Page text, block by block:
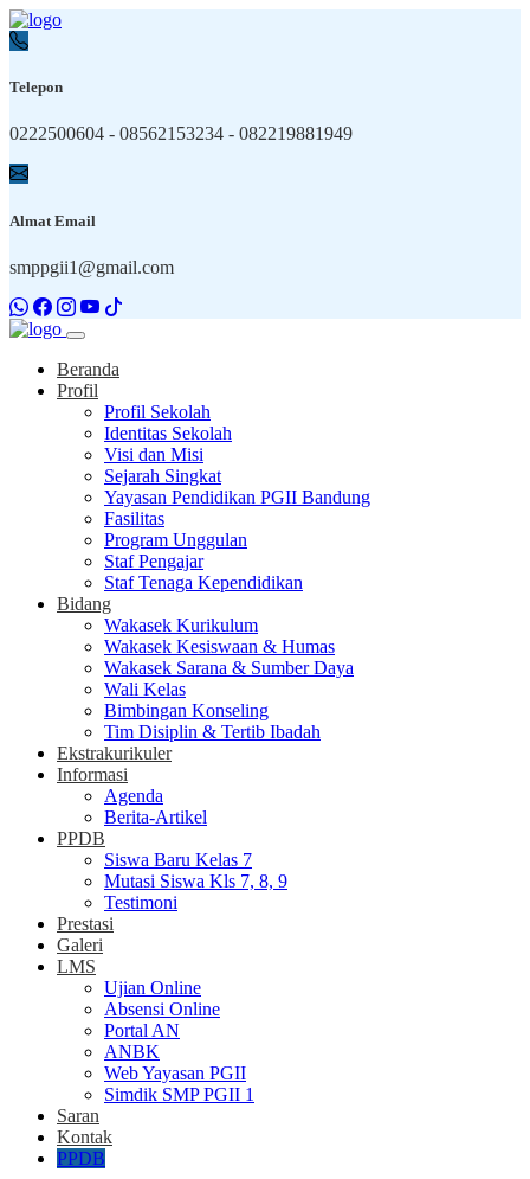
Telepon
0222500604 - 08562153234 - 082219881949
Almat Email
smppgii1@gmail.com
Beranda
Profil
Profil Sekolah
Identitas Sekolah
Visi dan Misi
Sejarah Singkat
Yayasan Pendidikan PGII Bandung
Fasilitas
Program Unggulan
Staf Pengajar
Staf Tenaga Kependidikan
Bidang
Wakasek Kurikulum
Wakasek Kesiswaan & Humas
Wakasek Sarana & Sumber Daya
Wali Kelas
Bimbingan Konseling
Tim Disiplin & Tertib Ibadah
Ekstrakurikuler
Informasi
Agenda
Berita-Artikel
PPDB
Siswa Baru Kelas 7
Mutasi Siswa Kls 7, 8, 9
Testimoni
Prestasi
Galeri
LMS
Ujian Online
Absensi Online
Portal AN
ANBK
Web Yayasan PGII
Simdik SMP PGII 1
Saran
Kontak
PPDB